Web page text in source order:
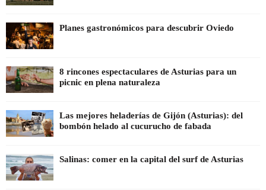
Planes gastronómicos para descubrir Oviedo
8 rincones espectaculares de Asturias para un
picnic en plena naturaleza
Las mejores heladerías de Gijón (Asturias): del
bombón helado al cucurucho de fabada
Salinas: comer en la capital del surf de Asturias